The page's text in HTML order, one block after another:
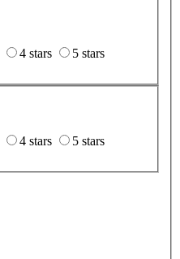
4 stars
5 stars
4 stars
5 stars